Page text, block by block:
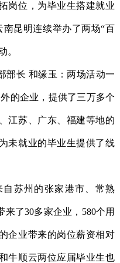
岗位，为毕业生搭建就业
南昆明连续举办了两场“百
。
部长 和缘玉：两场活动一
的企业，提供了三万多个
江苏、广东、福建等地的
未就业的毕业生提供了线
苏州的张家港市、常熟
了30多家企业，580个用
企业带来的岗位薪资相对
牛顺云两位应届毕业生也